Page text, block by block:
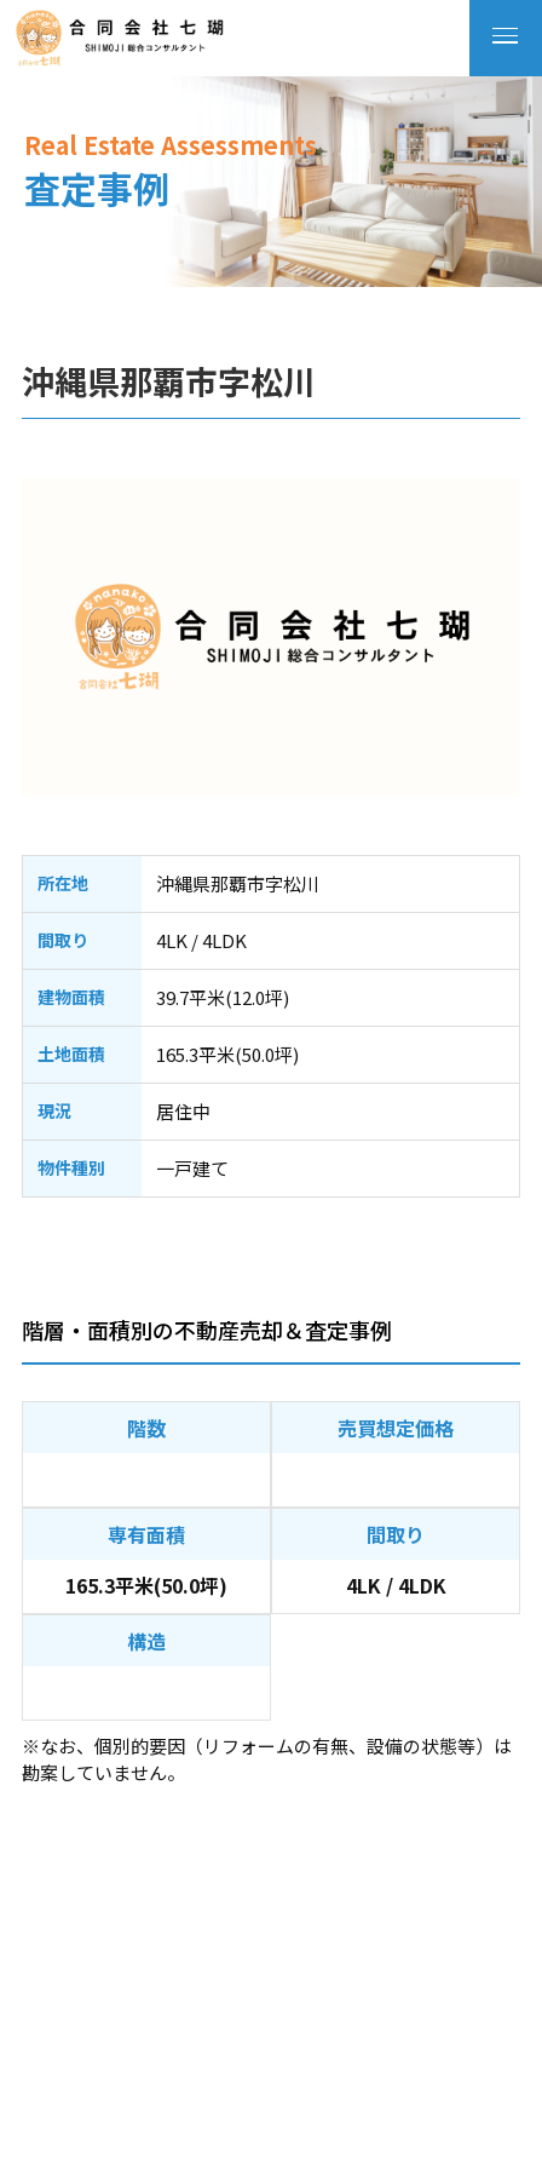
Real Estate Assessments
査定事例
沖縄県那覇市字松川
所在地 沖縄県那覇市字松川
間取り 4LK / 4LDK
建物面積 39.7平米(12.0坪)
土地面積 165.3平米(50.0坪)
現況 居住中
物件種別 一戸建て
階層・面積別の不動産売却＆査定事例
階数 売買想定価格
専有面積
165.3平米(50.0坪)
間取り
4LK / 4LDK
構造
※なお、個別的要因（リフォームの有無、設備の状態等）は
勘案していません。